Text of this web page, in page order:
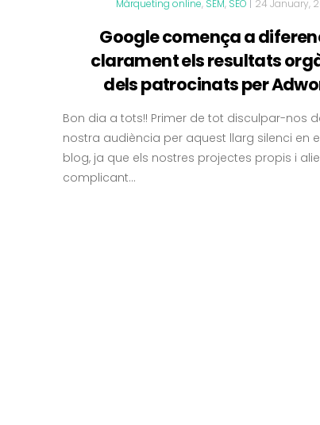
Màrqueting online, SEM, SEO | 24 January,
Google comença a
clarament els resultats
dels patrocinats per
Bon dia a tots!! Primer de tot disculpar-nos
nostra audiència per aquest llarg silenci en
blog, ja que els nostres projectes propis i
complicant...